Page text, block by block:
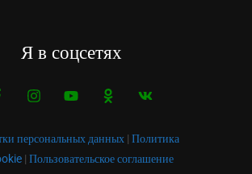
Я в соцсетях
персональных данных | Политика
| Пользовательское соглашение